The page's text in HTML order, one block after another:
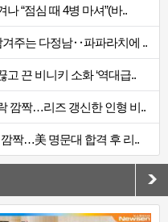
“점심 때 4병 마셔”(바..
겨주는 다정남‥파파라치에 ..
끈 비니키 소화 ‘역대급..
깜짝…리즈 갱신한 인형 비..
짝…美 명문대 합격 후 리..